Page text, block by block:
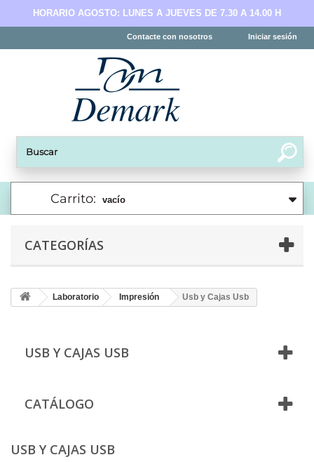
HORARIO AGOSTO: LUNES A JUEVES DE 7.30 A 14.00 H
Iniciar sesión
Contacte con nosotros
Carrito: vacío
CATEGORÍAS
Laboratorio Impresión Usb y Cajas Usb
USB Y CAJAS USB
CATÁLOGO
USB Y CAJAS USB